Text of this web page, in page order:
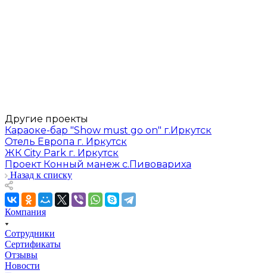
Другие проекты
Караоке-бар "Show must go on" г.Иркутск
Отель Европа г. Иркутск
ЖК City Park г. Иркутск
Проект Конный манеж с.Пивовариха
Назад к списку
Компания
Сотрудники
Сертификаты
Отзывы
Новости